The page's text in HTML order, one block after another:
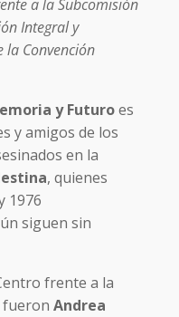
a la Subcomisión
Integral y
la Convención
y Futuroes
y amigos de los
en la
, quienes
1976
siguen sin
frente a la
fueron Andrea